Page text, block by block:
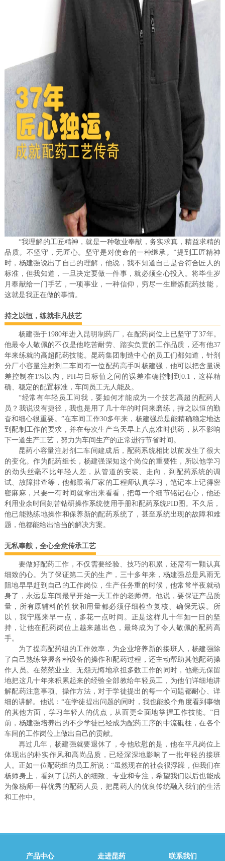
“我理解的工匠精神，就是一种敬业奉献，务实求真，精益求精的
品质。不坚守，无匠心。坚守是对使命的一种继承。”提到工匠精神
时，杨建强说出了自己的理解，他说，我不知道自己是否符合匠人的
标准，但我知道，一旦决定要做一件事，就必须全心投入。将毕生岁
月奉献给一门手艺，一项事业，一种信仰，穷尽一生磨炼配药技能，
这就是我正在做的事情。
持之以恒，练就非凡技艺
杨建强于1980年进入昆明制药厂，在配药岗位上已坚守了37年。
他最令人敬佩的不仅是他吃苦耐劳、踏实负责的工作品质，还有他37
年来练就的高超配药技能。昆药集团制造中心的员工们都知道，针剂
分厂小容量注射剂二车间有一位配药高手叫杨建强，他可以把含量误
差控制在1%以内，PH与目标值之间的误差准确控制到0.1，这样精
确、稳定的配置标准，车间员工无人能及。
“经常有年轻员工问我，要如何才能成为一个技艺高超的配药人
员？我说没有捷径，我也是用了几十年的时间来磨练，持之以恒的勤
奋和细心很重要。”在车间工作30多年来，杨建强总是能精确稳定地达
到配制工作的要求，并在每次生产当天早上八点准时供药，从不影响
下一道生产工艺，努力为车间生产的正常进行节省时间。
昆药小容量注射剂二车间建成后，配药系统相比以前发生了很大
的变化。作为配药组长，杨建强深知这个岗位的重要性，所以他学习
的劲头丝毫不比年轻人差，从管道的安装、走向，到配药系统的调
试、故障排查等，他都跟着厂家的工程师认真学习，笔记本上记得密
密麻麻，只要一有时间就拿出来看看，把每一个细节铭记在心，他还
利用业余时间刻苦钻研操作系统使用手册和配药系统PID图。不久后，
他已能熟练地操作和保养新的配药系统了，甚至系统出现的故障和难
题，他都能给出恰当的解决方案。
无私奉献，全心全意传承工艺
要做好配药工作，不仅需要经验、技巧的积累，还需有一颗认真
细致的心。为了保证第二天的生产，三十多年来，杨建强总是风雨无
阻地早早赶到自己的工作岗位，生产任务重的时候，他常常半夜就动
身了，永远是车间最早开始一天工作的老师傅。他说，要保证产品质
量，所有原辅料的性状和用量都必须仔细检查复核、确保无误。所
以，我宁愿来早一点，多花一点时间。正是这样几十年如一日的坚
持，让他在配药岗位上越来越出色，最终成为了令人敬佩的配药高
手。
为了提高配药组的工作效率，为企业培养新的接班人，杨建强除
了自己熟练掌握各种设备的操作和配药过程，还主动帮助其他配药操
作人员。在兢兢业业、无怨无悔地承担多数工作的同时，他毫无保留
地把这几十年来积累起来的经验全部教给年轻员工，为他们详细地讲
解配药注意事项、操作方法，对于学徒提出的每一个问题都耐心、详
细的讲解。他说：“在学徒提出问题的同时，我也能换个角度看到事物
的其他方面，学习年轻人的优点，从而更全面地掌握工作技能。”目
前，杨建强培养出的不少学徒已经成为配药工序的中流砥柱，在各个
车间的工作岗位上做出自己的贡献。
再过几年，杨建强就要退休了，令他欣慰的是，他在平凡岗位上
体现出的朴实作风和高尚品质，已经深深地影响了一批年轻的接班
人。正如一位配药组的员工所说：“虽然现在的社会很浮躁，但我们在
杨师身上，看到了昆药人的细致、专业和专注，希望我们以后也能成
为像杨师一样优秀的配药人员，把昆药人的优良传统融入我们的生活
和工作中。
产品中心 走进昆药 联系我们